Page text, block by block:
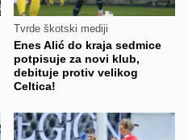
Tvrde škotski mediji
Enes Alić do kraja sedmice
potpisuje za novi klub,
debituje protiv velikog
Celtica!